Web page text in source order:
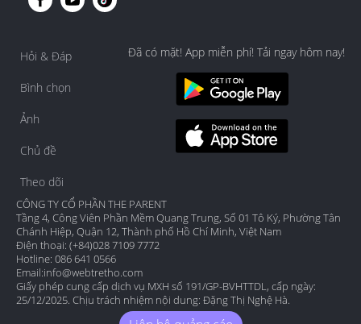
Hỏi & Đáp
Bình chọn
Ảnh
Chủ đề
Theo dõi
Đã có mặt! App miễn phí! Tải ngay hôm nay!
CÔNG TY CỔ PHẦN THE PARENT
Tầng 4, Công Viên Phần Mềm Quang Trung, Số 01 Tô Ký, Phường Tân
Chánh Hiệp, Quận 12, Thành phố Hồ Chí Minh, Việt Nam
Điện thoại: (+84)028 7109 7772
Hotline: 086 641 0566
Email:info@webtretho.com
Giấy phép cung cấp dịch vụ MXH số 191/GP-BVHTTDL, cấp ngày:
25/12/2025. Chịu trách nhiệm nội dung: Đặng Thị Nghệ Hà.